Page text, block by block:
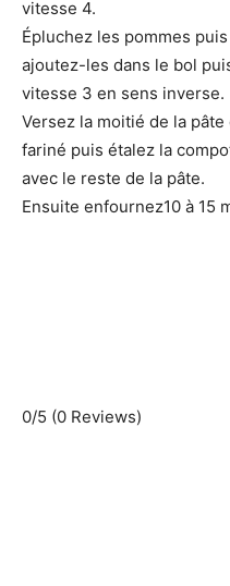
vitesse 4.
Épluchez les pommes
ajoutez-les dans le bol
vitesse 3 en sens inverse.
Versez la moitié de la
fariné puis étalez la
avec le reste de la pâte.
Ensuite enfournez10 à 15
0/5 (0 Reviews)